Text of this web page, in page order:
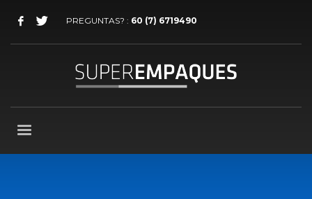
PREGUNTAS? : 60 (7) 6719490